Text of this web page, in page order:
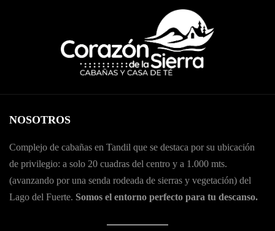
NOSOTROS
Complejo de cabañas en Tandil que se destaca por su ubicación
de privilegio: a solo 20 cuadras del centro y a 1.000 mts.
(avanzando por una senda rodeada de sierras y vegetación) del
Lago del Fuerte. Somos el entorno perfecto para tu descanso.